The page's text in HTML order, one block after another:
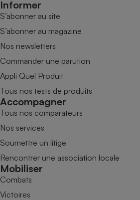
Informer
S’abonner au site
S’abonner au magazine
Nos newsletters
Commander une parution
Appli Quel Produit
Tous nos tests de produits
Accompagner
Tous nos comparateurs
Nos services
Soumettre un litige
Rencontrer une association locale
Mobiliser
Combats
Victoires